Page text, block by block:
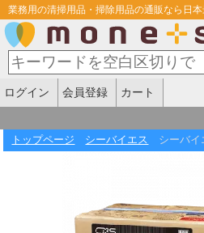
業務用の清掃用品・掃除用品の通販なら日
ログイン 会員登録 カート
トップページ シーバイエス シーバ